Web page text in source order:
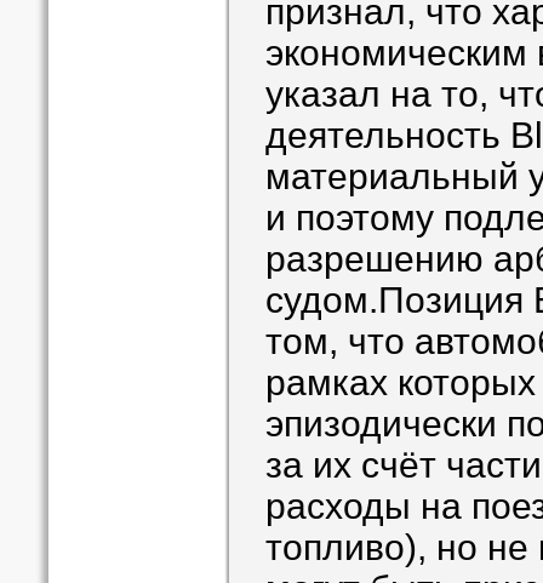
признал, что
экономическим
указал на то,
деятельность
материальный
и поэтому
разрешению
судом.Позиция
том, что
рамках
эпизодически
за их счёт
расходы на
топливо), но не